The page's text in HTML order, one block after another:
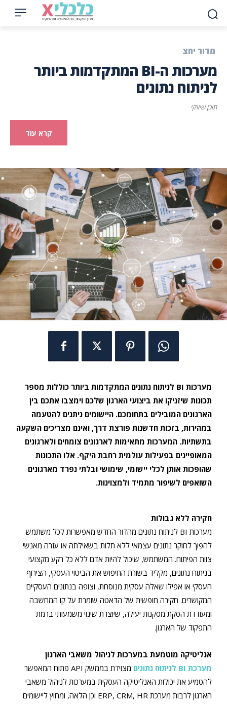
מדור יחצ
מערכות ה-BI המתקדמות ביותר
לניתוח נתונים
תוכן שיווקי
קרא עוד
מערכות BI לניתוח נתונים המתקדמות ביותר כוללות מספר
תכונות שיזניקו את ביצועי הארגון שלכם וימצבו אתכם בין
הארגונים המובילים בתחומכם. היישומים ניתנים להטעמה
במהירות, בזכות חדשנות פורצת דרך, ואינם מצריכים השקעה
בתשתיות. המערכות מתאימות לארגונים צומחים ולארגונים
המאופיינים בפעילות עולמית רחבת היקף. אלו התכונות
שהופכות אותן לכלי יישומי, שימושי ובלתי נפרד מארגונים
השואפים לשיפור מתמיד ולמצוינות.
חקירה ללא גבולות
מערכות BI לניתוח נתונים מהדור החדש מאפשרות לכל משתמש
להפוך לחוקר נתונים עצמאי ללא תלות בשאילתה או עזרה מאנשי
צוות הפיתוח. המשתמש, שיכול להיות אדם ללא כל רקע מקצועי
בניתוח נתונים, מקליד בשורת החיפוש את הביטוי העסקי, הצירוף
העסקי או אפילו שאלה עסקית מנוסחת, וצופה בנתונים העסקיים
המקושרים. חקירה חופשית של הדאטה שומרת על קו המחשבה
ומעודדת הסקת מסקנות יעילה, שיוצרת שינוי משמעותי ברמת
התפקוד של הארגון.
אנליטיקה מוטמעת במערכות לניהול משאבי הארגון
מערכת BI לניתוח נתונים
מצוידת בממשק API פתוח המאפשר
להטמיע את יכולות האנליטיקה העסקית במערכות לניהול משאבי
הארגון לרבות מערכת ERP, CRM, HR וכן הלאה, ומחוץ ליישומים